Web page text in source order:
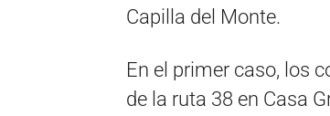
Capilla del Monte.
En el primer caso, los
de la ruta 38 en Casa